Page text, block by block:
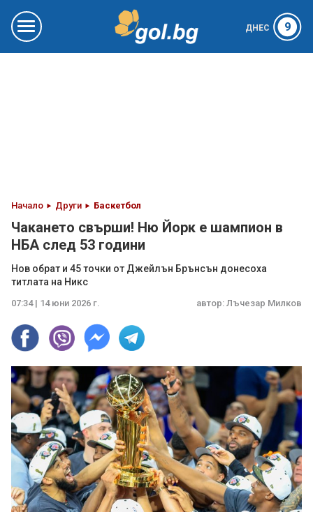
ДНЕС 9
Начало Други Баскетбол
Чакането свърши! Ню Йорк е шампион в
НБА след 53 години
Нов обрат и 45 точки от Джейлън Брънсън донесоха
титлата на Никс
07:34 | 14 юни 2026 г. автор: Лъчезар Милков